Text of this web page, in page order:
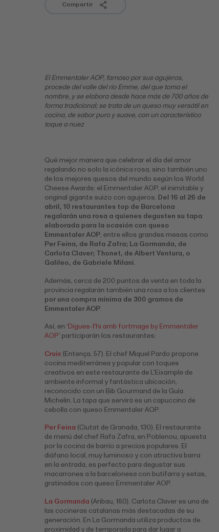
Compartir
El Emmentaler AOP, famoso por sus agujeros,
procede del valle del río Emme, del que toma el
nombre, y se elabora desde hace más de 700 años de
forma tradicional; se trata de un queso muy versátil en
cocina, de sabor puro y suave, con un característico
toque a nuez
Qué mejor manera que celebrar el día del amor
regalando no solo la icónica rosa, sino también uno
de los mejores quesos del mundo según los World
Cheese Awards: el Emmentaler AOP, el inimitable y
original gigante suizo con agujeros. Del 16 al 26 de
abril, 10 restaurantes top de Barcelona
regalarán una rosa a quienes degusten su tapa
elaborada para la ocasión con queso
Emmentaler AOP, entre ellos grandes mesas como
Per Feina, de Rafa Zafra; La Gormanda, de
Carlota Claver; Thonet, de Albert Ventura, o
Galileo, de Gabriele Milani.
Además, cerca de 200 puntos de venta en toda la
provincia regalarán también una rosa a los clientes
por una compra mínima de 300 gramos de
Emmentaler AOP.
Así, en ‘Digues-l'hi amb fortmage by Emmentaler
AOP’ participarán los restaurantes:
Cruix (Entença, 57). El chef Miquel Pardo propone
cocina mediterránea y popular con toques
creativos en este restaurante de L'Eixample de
ambiente informal y fantástica ubicación,
reconocido con un Bib Gourmand de la Guía
Michelin. La tapa que servirá es un capuccino de
cebolla con queso Emmentaler AOP.
Per Feina (Ciutat de Granada, 130). El restaurante
de menú del chef Rafa Zafra, en Poblenou, apuesta
por la cocina de barrio a precios populares. El
diáfano local, muy luminoso y con atractiva barra
en la entrada, es perfecto para degustar sus
macarrones a la barcelonesa con butifarra y setas,
gratinados con queso Emmentaler AOP.
La Gormanda (Aribau, 160). Carlota Claver es una de
las cocineras catalanas más destacadas de su
generación. En La Gormanda utiliza productos de
proximidad y de temporada para dar lugar a